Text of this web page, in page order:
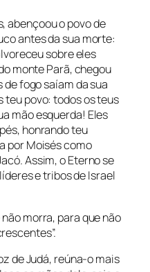
abençoou o povo de
antes da sua morte:
sobre eles
monte Parã, chegou
de fogo saíam da sua
teu povo: todos os teus
mão esquerda! Eles
honrando teu
por Moisés como
Assim, o Eterno se
e tribos de Israel
não morra, para que não
de Judá, reúna-o mais